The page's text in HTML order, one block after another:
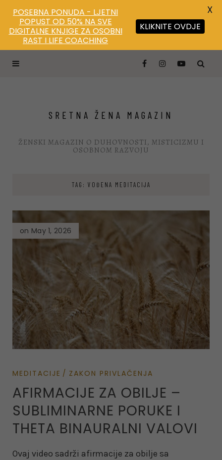
SRETNA ŽENA MAGAZIN
ŽENSKI MAGAZIN O DUHOVNOSTI, MISTICIZMU I
OSOBNOM RAZVOJU
TAG: VOĐENA MEDITACIJA
on May 1, 2026
MEDITACIJE ZAKON PRIVLAČENJA
AFIRMACIJE ZA OBILJE –
SUBLIMINARNE PORUKE I
THETA BINAURALNI VALOVI
Ovaj video sadrži afirmacije za obilje sa
POSEBNA PONUDA - LJETNI
POPUST OD 50% NA SVE
DIGITALNE KNJIGE ZA OSOBNI
RAST I LIFE COACHING
KLIKNITE OVDJE
X